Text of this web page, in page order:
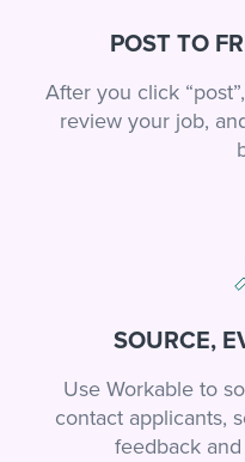
POST TO
After you click
review your job,
SOURCE,
Use Workable to
contact applicants,
feedback